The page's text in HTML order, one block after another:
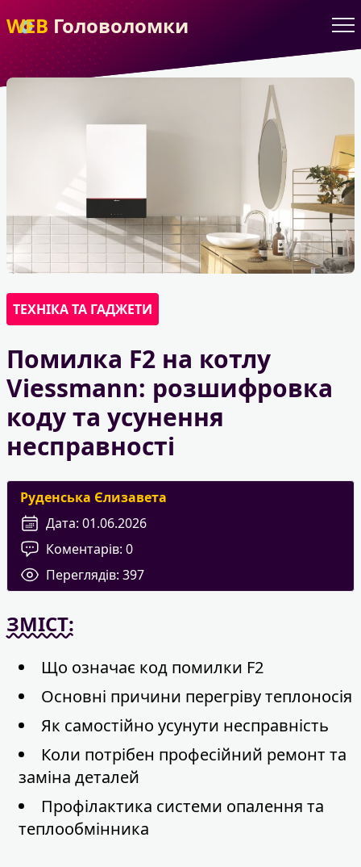
WEBГоловоломки
ТЕХНІКА ТА ГАДЖЕТИ
Помилка F2 на котлу
Viessmann: розшифровка
коду та усунення
несправності
Руденська Єлизавета
Дата: 01.06.2026
Коментарів: 0
Переглядів: 397
ЗМІСТ:
Що означає код помилки F2
Основні причини перегріву теплоносія
Як самостійно усунути несправність
Коли потрібен професійний ремонт та
заміна деталей
Профілактика системи опалення та
теплообмінника